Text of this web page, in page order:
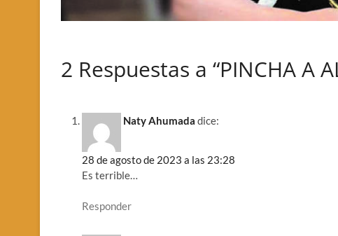
2 Respuestas a “PINCHA A
Naty Ahumada dice:
28 de agosto de 2023 a las 23:28
Es terrible…
Responder